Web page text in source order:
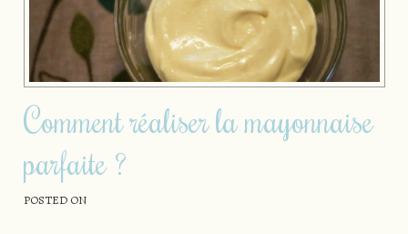
Comment réaliser la mayonnaise
parfaite ?
POSTED ON